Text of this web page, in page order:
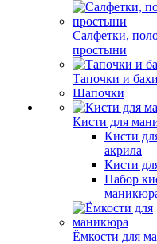
Салфетки,
простыни
Тапочки и
Шапочки
Кисти для
Кисти
акрила
Кисти
Набор
Ёмкости для